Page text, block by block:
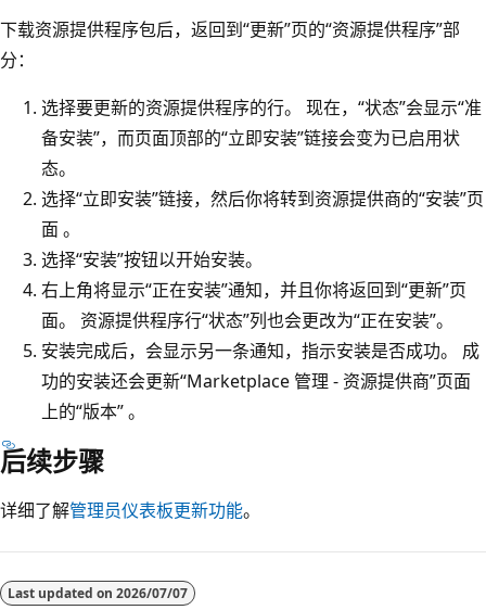
下载资源提供程序包后，返回到“更新”页的“资源提供程序”部
分：
选择要更新的资源提供程序的行。 现在，“状态”会显示“准
备安装”，而页面顶部的“立即安装”链接会变为已启用状
态。
选择“立即安装”链接，然后你将转到资源提供商的“安装”页
面 。
选择“安装”按钮以开始安装。
右上角将显示“正在安装”通知，并且你将返回到“更新”页
面。 资源提供程序行“状态”列也会更改为“正在安装”。
安装完成后，会显示另一条通知，指示安装是否成功。 成
功的安装还会更新“Marketplace 管理 - 资源提供商”页面
上的“版本” 。
后续步骤
详细了解管理员仪表板更新功能。
模Last updated on 2026/07/07